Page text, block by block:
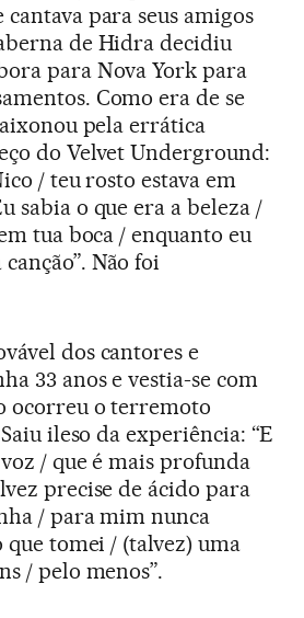
para seus amigos
de Hidra decidiu
para Nova York para
Como era de se
pela errática
do Velvet Underground:
/ teu rosto estava em
sabia o que era a beleza /
tua boca / enquanto eu
Não foi
dos cantores e
33 anos e vestia-se com
ocorreu o terremoto
ileso da experiência: “E
/ que é mais profunda
precise de ácido para
/ para mim nunca
que tomei / (talvez) uma
/ pelo menos”.